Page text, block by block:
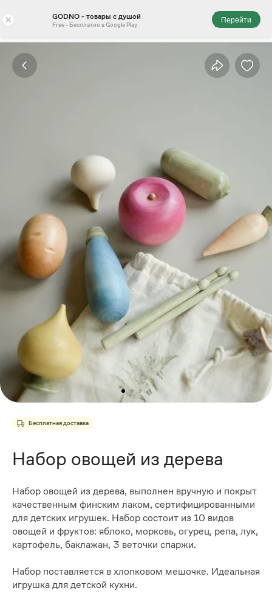
× GODNO - товары с душой
Free - Бесплатно в Google Play
Перейти
Бесплатная доставка
Набор овощей из дерева
Набор овощей из дерева, выполнен вручную и покрыт
качественным финским лаком, сертифицированными
для детских игрушек. Набор состоит из 10 видов
овощей и фруктов: яблоко, морковь, огурец, репа, лук,
картофель, баклажан, 3 веточки спаржи.
Набор поставляется в хлопковом мешочке. Идеальная
игрушка для детской кухни.